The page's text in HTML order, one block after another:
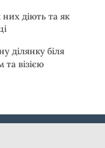
діють та як
ділянку біля
візією